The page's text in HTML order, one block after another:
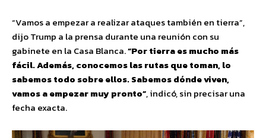
“Vamos a empezar a realizar ataques también en tierra”,
dijo Trump a la prensa durante una reunión con su
gabinete en la Casa Blanca.“Por tierra es mucho más
fácil. Además, conocemos las rutas que toman, lo
sabemos todo sobre ellos. Sabemos dónde viven,
vamos a empezar muy pronto”, indicó, sin precisar una
fecha exacta.